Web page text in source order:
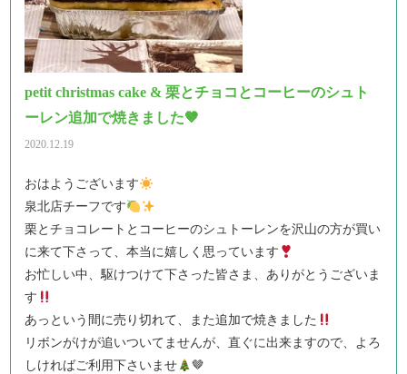
petit christmas cake & 栗とチョコとコーヒーのシュト
ーレン追加で焼きました🤎
2020.12.19
おはようございます
泉北店チーフです
栗とチョコレートとコーヒーのシュトーレンを沢山の方が買い
に来て下さって、本当に嬉しく思っています
お忙しい中、駆けつけて下さった皆さま、ありがとうございま
す
あっという間に売り切れて、また追加で焼きました
リボンがけが追いついてませんが、直ぐに出来ますので、よろ
しければご利用下さいませ
🤎